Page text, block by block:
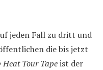
jeden Fall zu dritt und
die bis jetzt
Heat Tour Tapeist der